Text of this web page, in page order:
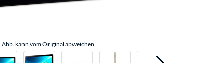
Abb. kann vom Original abweichen.